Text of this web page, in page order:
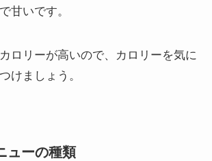
甘いです。
ロリーが高いので、カロリーを気に
けましょう。
ューの種類